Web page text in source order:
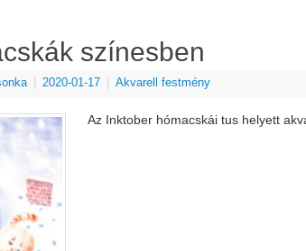
színesben
2020-01-17 Akvarell festmény
Az Inktober hómacskái tus helyett